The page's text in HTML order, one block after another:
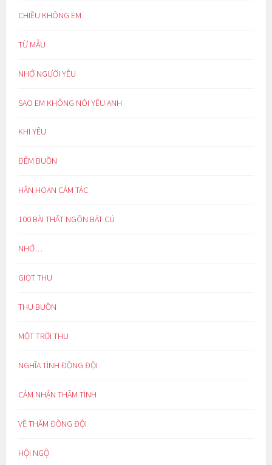
CHIỀU KHÔNG EM
TỪ MẪU
NHỚ NGƯỜI YÊU
SAO EM KHÔNG NÓI YÊU ANH
KHI YÊU
ĐÊM BUỒN
HÂN HOAN CẢM TÁC
100 BÀI THẤT NGÔN BÁT CÚ
NHỚ…
GIỌT THU
THU BUỒN
MỘT TRỜI THU
NGHĨA TÌNH ĐỒNG ĐỘI
CẢM NHẬN THÂM TÌNH
VỀ THĂM ĐỒNG ĐỘI
HỘI NGỘ